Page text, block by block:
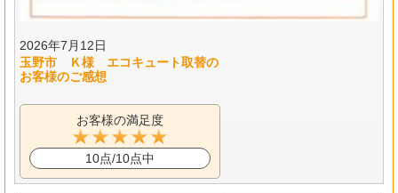
2026年7月12日
玉野市 Ｋ様 エコキュート取替の
お客様のご感想
お客様の満足度
10点/10点中